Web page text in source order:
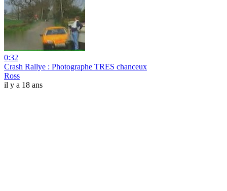
0:32
Crash Rallye : Photographe TRES chanceux
Ross
il y a 18 ans